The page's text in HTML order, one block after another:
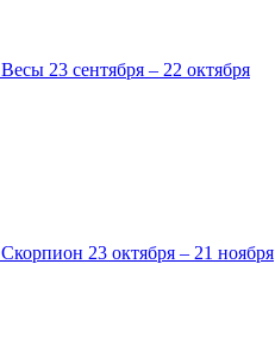
Весы 23 сентября – 22 октября
Скорпион 23 октября – 21 ноября